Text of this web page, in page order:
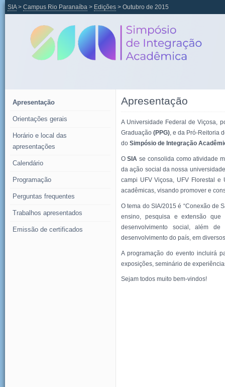
SIA> Campus Rio Paranaíba> Edições> Outubro de 2015
Apresentação
Orientações gerais
Horário e local das
apresentações
Calendário
Programação
Perguntas frequentes
Trabalhos apresentados
Emissão de certificados
Apresentação
A Universidade Federal de Viçosa,
Graduação (PPG), e da Pró-Reitoria
do Simpósio de Integração
OSIA se consolida como atividade
da ação social da nossa
campi UFV Viçosa, UFV Florestal
acadêmicas, visando promover e
O tema do SIA/2015 é “Conexão de
ensino, pesquisa e extensão
desenvolvimento social, além
desenvolvimento do país, em
A programação do evento incluirá
exposições, seminário de
Sejam todos muito bem-vindos!